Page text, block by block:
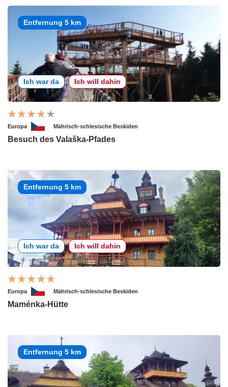
Entfernung 5 km
Ich war da Ich will dahin
Europa Mährisch-schlesische Beskiden
Besuch des Valaška-Pfades
Entfernung 5 km
Ich war da Ich will dahin
Europa Mährisch-schlesische Beskiden
Maménka-Hütte
Entfernung 5 km